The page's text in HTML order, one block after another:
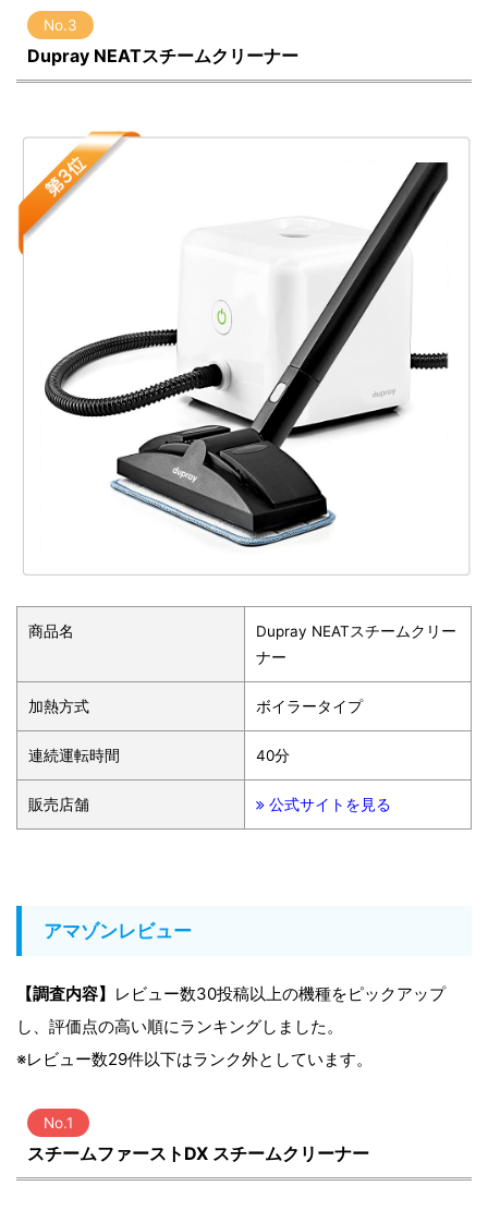
No.3
Dupray NEATスチームクリーナー
商品名
Dupray NEATスチームクリー
ナー
加熱方式 ボイラータイプ
連続運転時間 40分
販売店舗 公式サイトを見る
アマゾンレビュー
【調査内容】
レビュー数30投稿以上の機種をピックアップ
し、評価点の高い順にランキングしました。
※レビュー数29件以下はランク外としています。
No.1
スチームファーストDX スチームクリーナー